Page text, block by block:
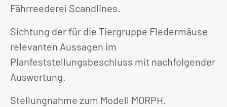
Fährreederei Scandlines.
Sichtung der für die Tiergruppe Fledermäuse
relevanten Aussagen im
Planfeststellungsbeschluss mit nachfolgender
Auswertung.
Stellungnahme zum Modell MORPH.